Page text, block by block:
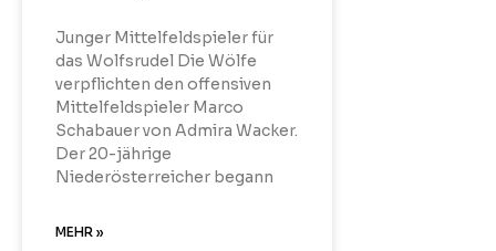
Junger Mittelfeldspieler für
das Wolfsrudel Die Wölfe
verpflichten den offensiven
Mittelfeldspieler Marco
Schabauer von Admira Wacker.
Der 20-jährige
Niederösterreicher begann
MEHR »